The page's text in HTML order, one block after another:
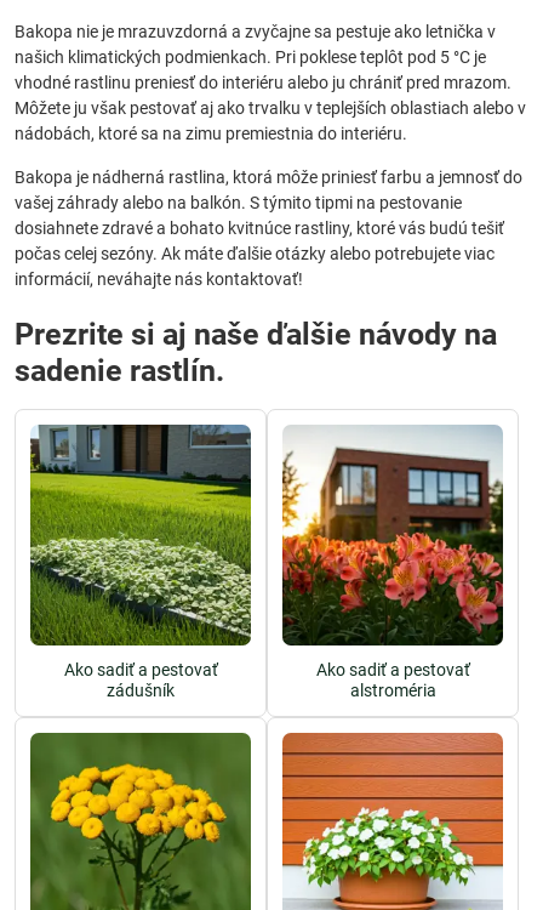
Bakopa nie je mrazuvzdorná a zvyčajne sa pestuje ako letnička v
našich klimatických podmienkach. Pri poklese teplôt pod 5 °C je
vhodné rastlinu preniesť do interiéru alebo ju chrániť pred mrazom.
Môžete ju však pestovať aj ako trvalku v teplejších oblastiach alebo v
nádobách, ktoré sa na zimu premiestnia do interiéru.
Bakopa je nádherná rastlina, ktorá môže priniesť farbu a jemnosť do
vašej záhrady alebo na balkón. S týmito tipmi na pestovanie
dosiahnete zdravé a bohato kvitnúce rastliny, ktoré vás budú tešiť
počas celej sezóny. Ak máte ďalšie otázky alebo potrebujete viac
informácií, neváhajte nás kontaktovať!
Prezrite si aj naše ďalšie návody na
sadenie rastlín.
Ako sadiť a pestovať
zádušník
Ako sadiť a pestovať
alstroméria